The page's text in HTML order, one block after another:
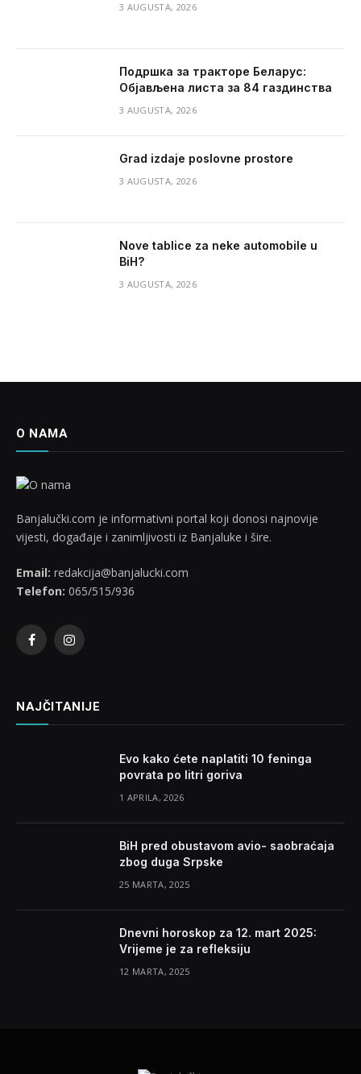
3 AUGUSTA, 2026
Подршка за тракторе Беларус:
Објављена листа за 84 газдинства
3 AUGUSTA, 2026
Grad izdaje poslovne prostore
3 AUGUSTA, 2026
Nove tablice za neke automobile u
BiH?
3 AUGUSTA, 2026
O NAMA
Banjalučki.com je informativni portal koji donosi najnovije
vijesti, događaje i zanimljivosti iz Banjaluke i šire.
Email: redakcija@banjalucki.com
Telefon: 065/515/936
FacebookInstagram
NAJČITANIJE
Evo kako ćete naplatiti 10 feninga
povrata po litri goriva
1 APRILA, 2026
BiH pred obustavom avio- saobraćaja
zbog duga Srpske
25 MARTA, 2025
Dnevni horoskop za 12. mart 2025:
Vrijeme je za refleksiju
12 MARTA, 2025